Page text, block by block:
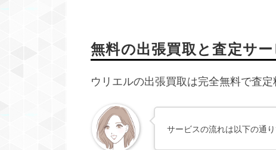
無料の出張買取と査定サ
ウリエルの出張買取は完全無料で査
サービスの流れは以下の通り